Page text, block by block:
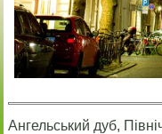
Ангельський дуб,